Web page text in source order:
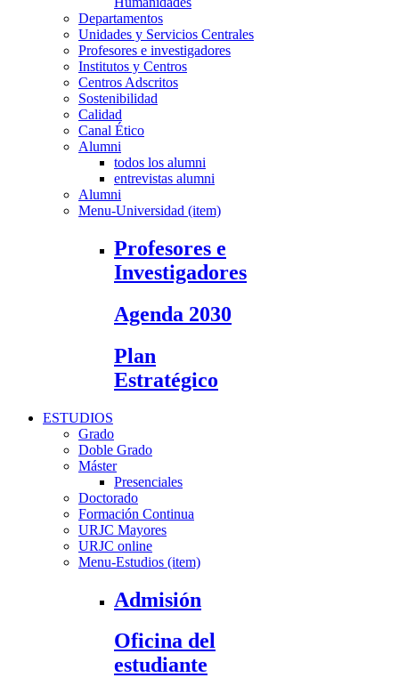
Departamentos
Unidades y Servicios Centrales
Profesores e investigadores
Institutos y Centros
Centros Adscritos
Sostenibilidad
Calidad
Canal Ético
Alumni
todos los alumni
entrevistas alumni
Alumni
Menu-Universidad (item)
Profesores e
Investigadores
Agenda 2030
Plan
Estratégico
ESTUDIOS
Grado
Doble Grado
Máster
Presenciales
Doctorado
Formación Continua
URJC Mayores
URJC online
Menu-Estudios (item)
Admisión
Oficina del
estudiante